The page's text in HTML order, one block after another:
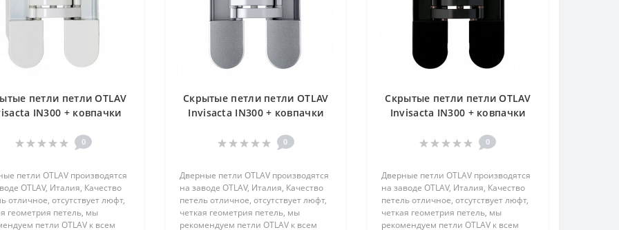
петли петли OTLAV
IN300 + ковпачки
0
петли OTLAV производятся
OTLAV, Италия, Качество
отличное, отсутствует люфт,
геометрия петель, мы
петли OTLAV к всем
Скрытые петли петли OTLAV
Invisacta IN300 + ковпачки
0
Дверные петли OTLAV производятся
на заводе OTLAV, Италия, Качество
петель отличное, отсутствует люфт,
четкая геометрия петель, мы
рекомендуем петли OTLAV к всем
Скрытые петли петли OTLAV
Invisacta IN300 + ковпачки
0
Дверные петли OTLAV производятся
на заводе OTLAV, Италия, Качество
петель отличное, отсутствует люфт,
четкая геометрия петель, мы
рекомендуем петли OTLAV к всем